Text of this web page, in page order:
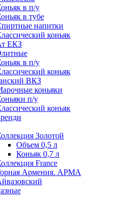
в п/у
в тубе
напитки
коньяк
ЕКЗ
в п/у
коньяк
ВКЗ
коньяки
п/у
коньяк
Золотой
Объем 0,5 л
Коньяк 0,7 л
France
Армения. АРМА